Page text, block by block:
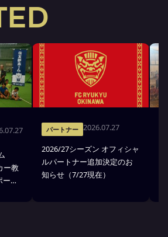
ー教
ー
パートナー 2026.07.27
2026/27シーズン オフィシャ
ルパートナー追加決定のお
知らせ（7/27現在）